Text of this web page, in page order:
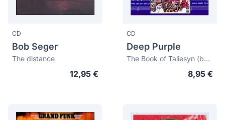
CD
Bob Seger
The distance
12,95 €
CD
Deep Purple
The Book of Taliesyn (bonus tracks)
8,95 €